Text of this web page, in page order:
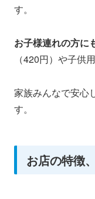
す。
お子様連れの方に
（420円）や子供
家族みんなで安心
す。
お店の特徴